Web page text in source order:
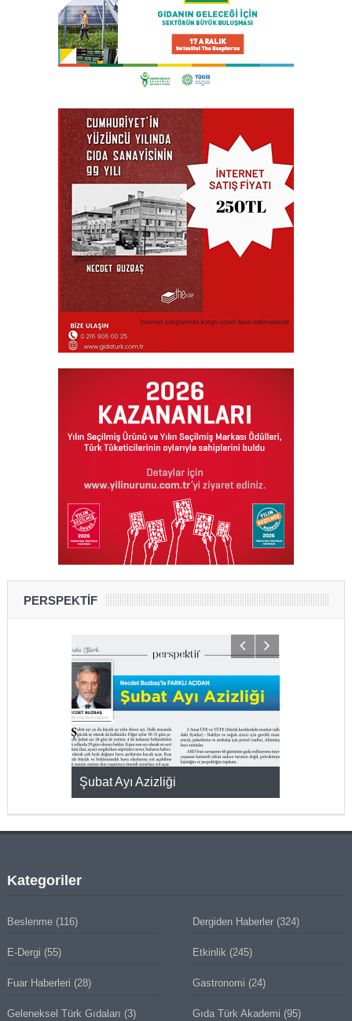
PERSPEKTİF
Şubat Ayı Azizliği
Kategoriler
Beslenme(116) Dergiden Haberler (324)
E-Dergi (55) Etkinlik (245)
Fuar Haberleri (28) Gastronomi (24)
Geleneksel Türk Gıdaları (3) Gıda Türk Akademi (95)